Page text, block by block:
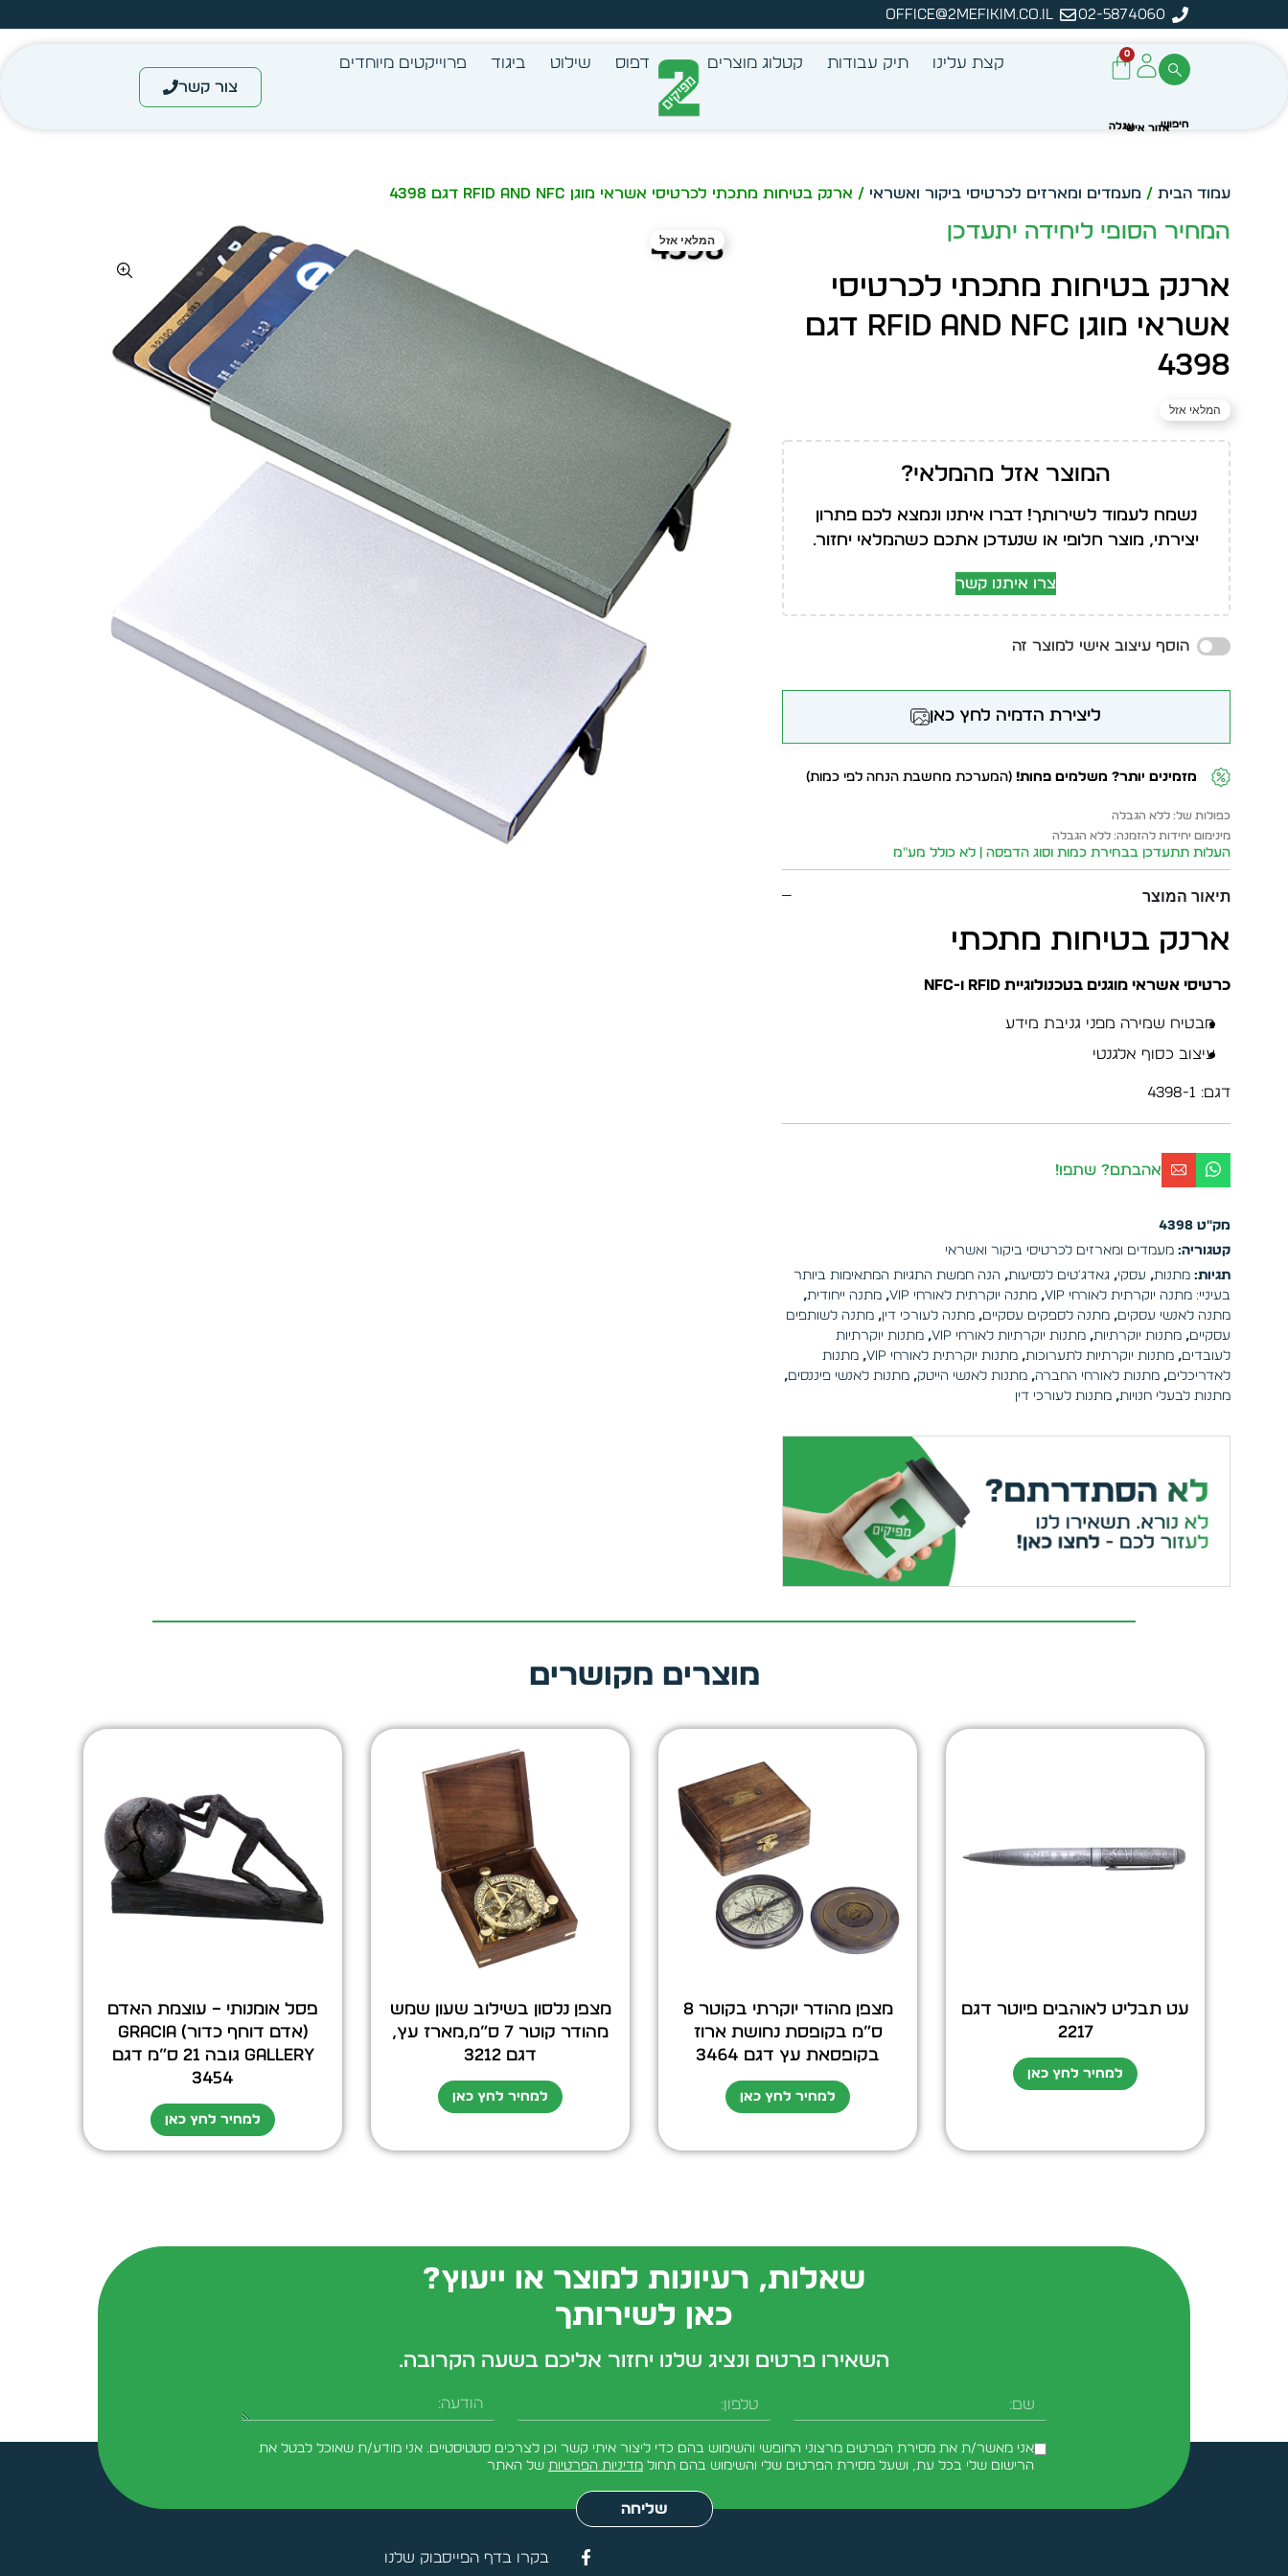
02-5874060
office@2mefikim.co.il
הזמן מיידית מתוך מלאי קיים
עצב בעצמך - הכן הדמייה לכל פריט בקלות
0
קצת עלינו תיק עבודות קטלוג מוצרים דפוס שילוט ביגוד פרוייקטים מיוחדים
צור קשר
עמוד הבית / מעמדים ומארזים לכרטיסי ביקור ואשראי / ארנק בטיחות מתכתי לכרטיסי אשראי מוגן RFID and NFC דגם 4398
ארנק בטיחות מתכתי לכרטיסי
אשראי מוגן RFID and NFC דגם
4398
המלאי אזל
המוצר אזל מהמלאי?
נשמח לעמוד לשירותך! דברו איתנו ונמצא לכם פתרון
יצירתי, מוצר חלופי או שנעדכן אתכם כשהמלאי יחזור.
צרו איתנו קשר
הוסף עיצוב אישי למוצר זה
ליצירת הדמיה לחץ כאן
מזמינים יותר? משלמים פחות! (המערכת מחשבת הנחה לפי כמות)
כפולות של: ללא הגבלה
מינימום יחידות להזמנה: ללא הגבלה
המחיר הסופי ליחידה יתעדכן
העלות תתעדכן בבחירת כמות וסוג הדפסה | לא כולל מע״מ
תיאור המוצר
ארנק בטיחות מתכתי
כרטיסי אשראי מוגנים בטכנולוגיית RFID ו-NFC
מבטיח שמירה מפני גניבת מידע
עיצוב כסוף אלגנטי
דגם: 4398-1
אהבתם? שתפו!
מק"ט4398
קטגוריה:מעמדים ומארזים לכרטיסי ביקור ואשראי
תגיות: מתנות, עסקי, גאדג'טים לנסיעות,הנה חמשת התגיות המתאימות ביותר
בעיניי: מתנה יוקרתית לאורחי VIP
,מתנה יוקרתית לאורחי VIP ,מתנה ייחודית,
מתנה לאנשי עסקים,מתנה לספקים עסקיים,מתנה לעורכי דין,מתנה לשותפים
עסקיים,מתנות יוקרתיות,מתנות יוקרתיות לאורחי VIP ,מתנות יוקרתיות
לעובדים,מתנות יוקרתיות לתערוכות,מתנות יוקרתית לאורחי VIP ,מתנות
לאדריכלים,מתנות לאורחי החברה,מתנות לאנשי הייטק,מתנות לאנשי פיננסים,
מתנות לבעלי חנויות,מתנות לעורכי דין
המלאי אזל
מוצרים מקושרים
עט תבליט לאוהבים פיוטר דגם
2217
למחיר לחץ כאן
מצפן מהודר יוקרתי בקוטר 8
ס”מ בקופסת נחושת ארוז
בקופסאת עץ דגם 3464
למחיר לחץ כאן
מצפן נלסון בשילוב שעון שמש
מהודר קוטר 7 ס”מ,מארז עץ,
דגם 3212
למחיר לחץ כאן
פסל אומנותי – עוצמת האדם
(אדם דוחף כדור) GRACIA
GALLERY גובה 21 ס”מ דגם
3454
למחיר לחץ כאן
שאלות, רעיונות למוצר או ייעוץ?
כאן לשירותך
השאירו פרטים ונציג שלנו יחזור אליכם בשעה הקרובה.
שם טלפון הודעה
אני מאשר/ת את מסירת הפרטים מרצוני החופשי והשימוש בהם כדי ליצור איתי קשר וכן לצרכים סטטיסטיים. אני מודע/ת שאוכל לבטל את
הרישום שלי בכל עת, ושעל מסירת הפרטים שלי והשימוש בהם תחול מדיניות הפרטיות של האתר
שליחה
בקרו בדף הפייסבוק שלנו